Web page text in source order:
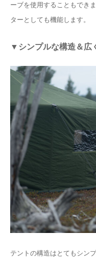
ーブを使用することもでき
ターとしても機能します。
▼シンプルな構造＆広
テントの構造はとてもシン